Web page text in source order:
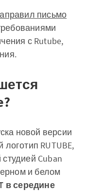
письмо
с Rutube,
новой версии
RUTUBE,
Cuban
и белом
в середине